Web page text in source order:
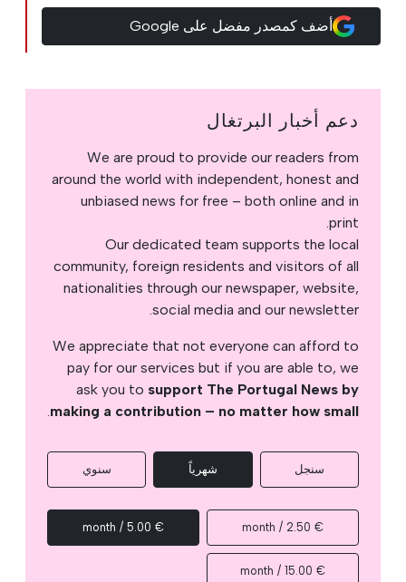
أضف كمصدر مفضل على Google
دعم أخبار البرتغال
We are proud to provide our readers from
around the world with independent, honest and
unbiased news for free – both online and in
print.
Our dedicated team supports the local
community, foreign residents and visitors of all
nationalities through our newspaper, website,
social media and our newsletter.
We appreciate that not everyone can afford to
pay for our services but if you are able to, we
ask you to support The Portugal News by
making a contribution – no matter how small
.
سنجل شهرياً سنوي
€ 2.50 / month
€ 5.00 / month
€ 15.00 / month